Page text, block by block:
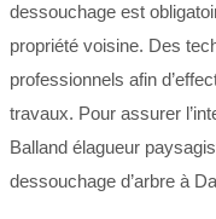
dessouchage est
propriété voisine. Des
professionnels afin
travaux. Pour assurer
Balland élagueur
dessouchage d’arbre à